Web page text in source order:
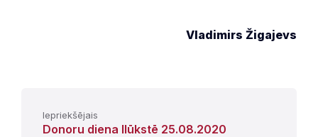
Vladimirs Žigajevs
Iepriekšējais
Donoru diena Ilūkstē 25.08.2020